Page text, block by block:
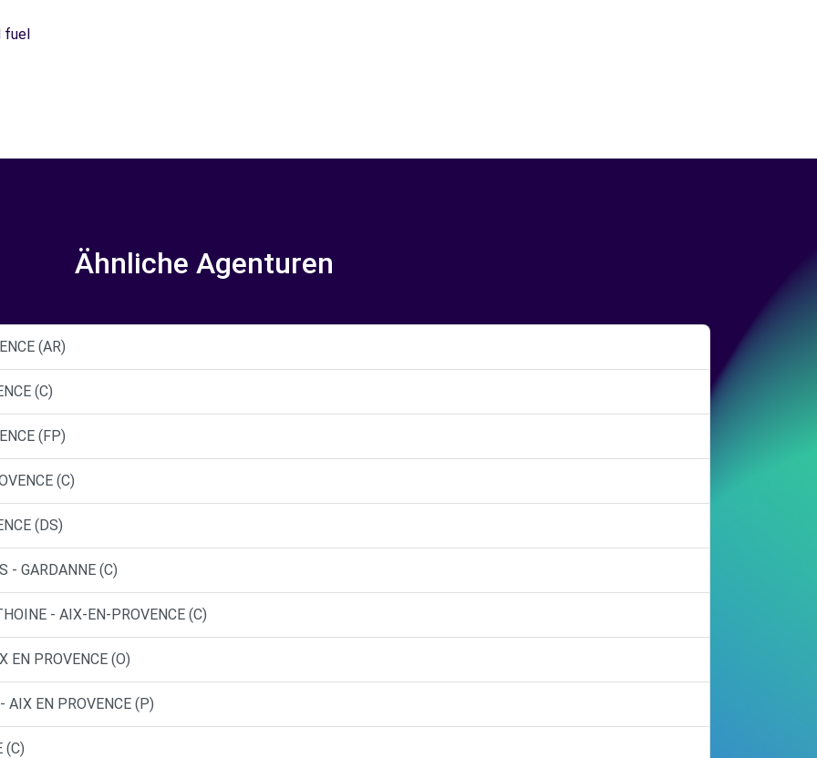
fuel
Ähnliche Agenturen
(AR)
(C)
(FP)
(C)
(DS)
- GARDANNE (C)
- AIX-EN-PROVENCE (C)
EN PROVENCE (O)
EN PROVENCE (P)
(C)